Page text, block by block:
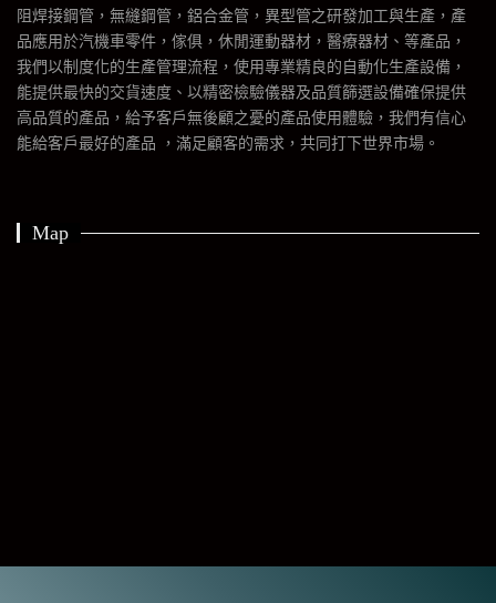
阻焊接鋼管，無縫鋼管，鋁合金管，異型管之研發加工與生產，產
品應用於汽機車零件，傢俱，休閒運動器材，醫療器材、等產品，
我們以制度化的生產管理流程，使用專業精良的自動化生產設備，
能提供最快的交貨速度、以精密檢驗儀器及品質篩選設備確保提供
高品質的產品，給予客戶無後顧之憂的產品使用體驗，我們有信心
能給客戶最好的產品 ，滿足顧客的需求，共同打下世界市場。
Map